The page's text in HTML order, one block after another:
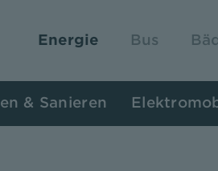
Energie Bus
& Sanieren